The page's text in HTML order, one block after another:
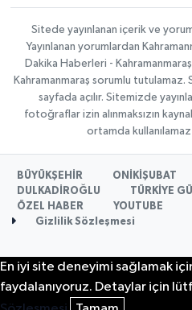
Sitede yayınlanan içerik ve
Yayınlanan yorumlardan
Dakika Haberleri -
Kahramanmaraş sorumlu
sayfada açılır. Sitemizde
fotoğraflar izin alınmaksızın
ortamda
BÜYÜKŞEHİR
ONİKİŞUBAT
DULKADİROĞLU
TÜRKİYE
ÖZEL HABER
YOUTUBE
Gizlilik Sözleşmesi
En iyi site deneyimi sağlamak
faydalanıyoruz. Detaylar için